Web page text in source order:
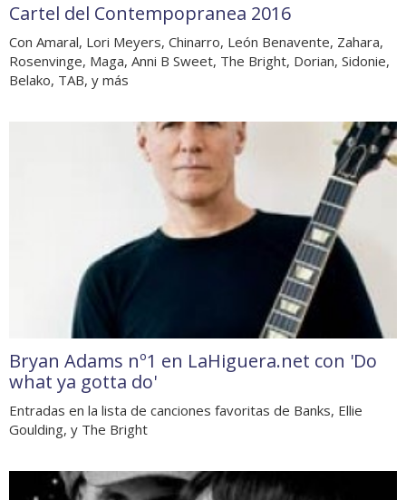
Cartel del Contempopranea 2016
Con Amaral, Lori Meyers, Chinarro, León Benavente, Zahara,
Rosenvinge, Maga, Anni B Sweet, The Bright, Dorian, Sidonie,
Belako, TAB, y más
Bryan Adams nº1 en LaHiguera.net con 'Do
what ya gotta do'
Entradas en la lista de canciones favoritas de Banks, Ellie
Goulding, y The Bright